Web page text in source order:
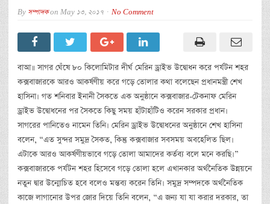
By সম্পাদকon May 13, 2017 No Comment
বাআ॥ সাগর ঘেঁষে ৮০ কিলোমিটার দীর্ঘ মেরিন ড্রাইভ উদ্বোধন করে পর্যটন শহর
কক্সবাজারকে আরও আকর্ষণীয় করে গড়ে তোলার কথা বলেছেন প্রধানমন্ত্রী শেখ
হাসিনা। গত শনিবার ইনানী সৈকতে এক অনুষ্ঠানে কক্সবাজার-টেকনাফ মেরিন
ড্রাইভ উদ্বোধনের পর সৈকতে কিছু সময় হাঁটাহাঁটিও করেন সরকার প্রধান।
সাগরের পানিতেও নামেন তিনি। মেরিন ড্রাইভ উদ্বোধনের অনুষ্ঠানে শেখ হাসিনা
বলেন, “এত সুন্দর সমুদ্র সৈকত, কিন্তু কক্সবাজার সবসময় অবহেলিত ছিল।
এটাকে আরও আকর্ষণীয়ভাবে গড়ে তোলা আমাদের কর্তব্য বলে মনে করছি।”
কক্সবাজারকে পর্যটন শহর হিসেবে গড়ে তোলা হলে এখানকার অর্থনৈতিক উন্নয়নে
নতুন দ্বার উন্মোচিত হবে বলেও মন্তব্য করেন তিনি। সমুদ্র সম্পদকে অর্থনৈতিক
কাজে লাগানোর উপর জোর দিয়ে তিনি বলেন, “এ জন্য যা যা করার দরকার, তা